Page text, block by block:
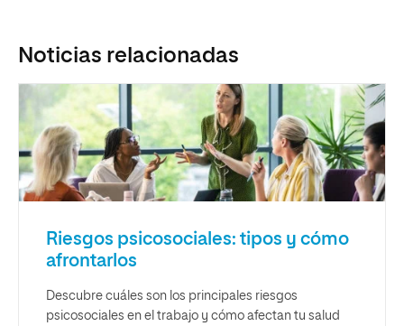
Noticias relacionadas
Riesgos psicosociales: tipos y cómo
afrontarlos
Descubre cuáles son los principales riesgos
psicosociales en el trabajo y cómo afectan tu salud